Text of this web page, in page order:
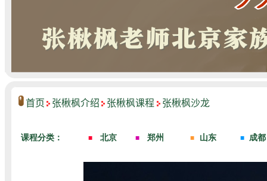
首页 张楸枫介绍 张楸枫课程 张楸枫沙龙